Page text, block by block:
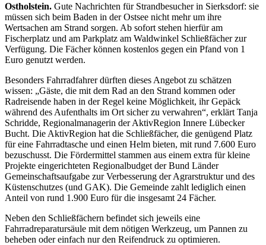
Ostholstein. Gute Nachrichten für Strandbesucher in Sierksdorf: sie
müssen sich beim Baden in der Ostsee nicht mehr um ihre
Wertsachen am Strand sorgen. Ab sofort stehen hierfür am
Fischerplatz und am Parkplatz am Waldwinkel Schließfächer zur
Verfügung. Die Fächer können kostenlos gegen ein Pfand von 1
Euro genutzt werden.
Besonders Fahrradfahrer dürften dieses Angebot zu schätzen
wissen: „Gäste, die mit dem Rad an den Strand kommen oder
Radreisende haben in der Regel keine Möglichkeit, ihr Gepäck
während des Aufenthalts im Ort sicher zu verwahren“, erklärt Tanja
Schridde, Regionalmanagerin der AktivRegion Innere Lübecker
Bucht. Die AktivRegion hat die Schließfächer, die genügend Platz
für eine Fahrradtasche und einen Helm bieten, mit rund 7.600 Euro
bezuschusst. Die Fördermittel stammen aus einem extra für kleine
Projekte eingerichteten Regionalbudget der Bund Länder
Gemeinschaftsaufgabe zur Verbesserung der Agrarstruktur und des
Küstenschutzes (und GAK). Die Gemeinde zahlt lediglich einen
Anteil von rund 1.900 Euro für die insgesamt 24 Fächer.
Neben den Schließfächern befindet sich jeweils eine
Fahrradreparatursäule mit dem nötigen Werkzeug, um Pannen zu
beheben oder einfach nur den Reifendruck zu optimieren.